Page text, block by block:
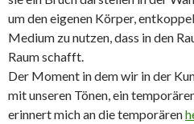
um den eigenen Körper,
Medium zu nutzen, dass in den
Raum schafft.
Der Moment in dem wir in der
mit unseren Tönen, ein
erinnert mich an die temporären